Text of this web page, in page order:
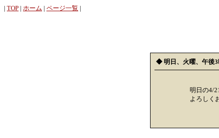
| TOP | ホーム | ページ一覧 |
◆ 明日、火曜、午後3
明日の4/
よろしく